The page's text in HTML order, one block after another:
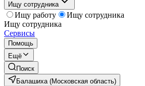
Ищу сотрудника
Ищу работу
Ищу сотрудника
Ищу сотрудника
Сервисы
Помощь
Ещё
Поиск
Балашиха (Московская область)